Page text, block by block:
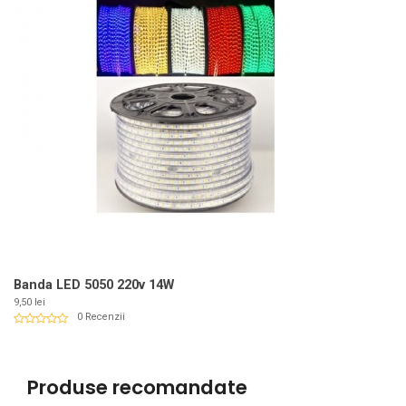
Banda LED 5050 220v 14W
Pret
9,50 lei
0 Recenzii
Produse recomandate